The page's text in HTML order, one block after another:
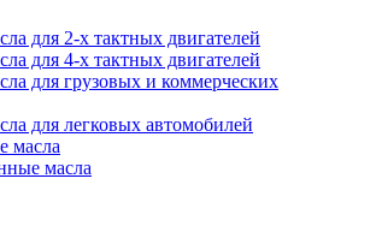
для 2-х тактных двигателей
для 4-х тактных двигателей
для грузовых и коммерческих
для легковых автомобилей
масла
масла